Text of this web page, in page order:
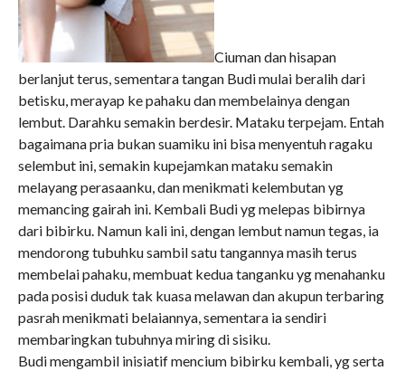
Ciuman dan hisapan
berlanjut terus, sementara tangan Budi mulai beralih dari
betisku, merayap ke pahaku dan membelainya dengan
lembut. Darahku semakin berdesir. Mataku terpejam. Entah
bagaimana pria bukan suamiku ini bisa menyentuh ragaku
selembut ini, semakin kupejamkan mataku semakin
melayang perasaanku, dan menikmati kelembutan yg
memancing gairah ini. Kembali Budi yg melepas bibirnya
dari bibirku. Namun kali ini, dengan lembut namun tegas, ia
mendorong tubuhku sambil satu tangannya masih terus
membelai pahaku, membuat kedua tanganku yg menahanku
pada posisi duduk tak kuasa melawan dan akupun terbaring
pasrah menikmati belaiannya, sementara ia sendiri
membaringkan tubuhnya miring di sisiku.
Budi mengambil inisiatif mencium bibirku kembali, yg serta